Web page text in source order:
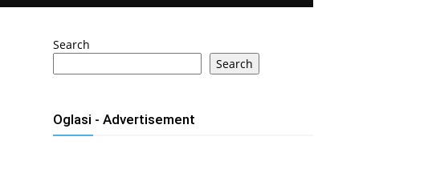
Search
Search
Oglasi - Advertisement